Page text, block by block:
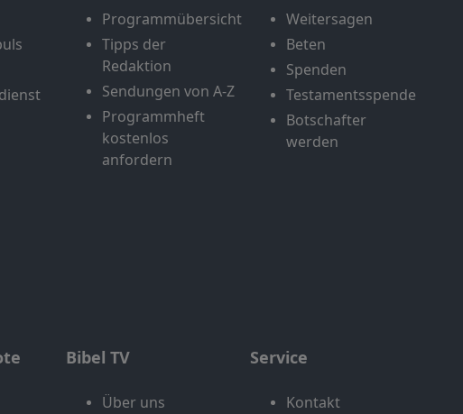
Programmübersicht
Tipps der
Redaktion
Sendungen von A-Z
Programmheft
kostenlos
anfordern
Weitersagen
Beten
Spenden
Testamentsspende
Botschafter
werden
Bibel TV
Über uns
Service
Kontakt